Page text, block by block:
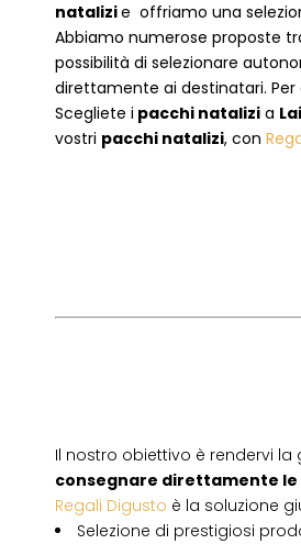
natalizie offriamo una
Abbiamo numerose proposte
possibilità di selezionare
direttamente ai destinatari.
Scegliete i pacchi natalizi a
vostri pacchi natalizi, con
Il nostro obiettivo è rendervi
consegnare direttamente
Regali Digusto è la soluzione
Selezione di prestigiosi